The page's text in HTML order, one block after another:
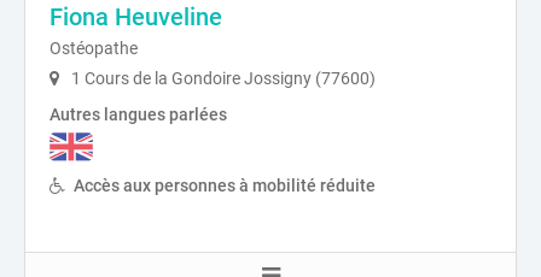
Fiona Heuveline
Ostéopathe
1 Cours de la Gondoire Jossigny (77600)
Autres langues parlées
Accès aux personnes à mobilité réduite